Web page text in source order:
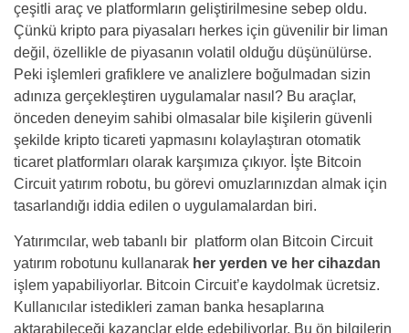
çeşitli araç ve platformların geliştirilmesine sebep oldu.
Çünkü kripto para piyasaları herkes için güvenilir bir liman
değil, özellikle de piyasanın volatil olduğu düşünülürse.
Peki işlemleri grafiklere ve analizlere boğulmadan sizin
adınıza gerçekleştiren uygulamalar nasıl? Bu araçlar,
önceden deneyim sahibi olmasalar bile kişilerin güvenli
şekilde kripto ticareti yapmasını kolaylaştıran otomatik
ticaret platformları olarak karşımıza çıkıyor. İşte Bitcoin
Circuit yatırım robotu, bu görevi omuzlarınızdan almak için
tasarlandığı iddia edilen o uygulamalardan biri.
Yatırımcılar, web tabanlı bir platform olan Bitcoin Circuit
yatırım robotunu kullanarak her yerden ve her cihazdan
işlem yapabiliyorlar. Bitcoin Circuit’e kaydolmak ücretsiz.
Kullanıcılar istedikleri zaman banka hesaplarına
aktarabileceği kazançlar elde edebiliyorlar. Bu ön bilgilerin